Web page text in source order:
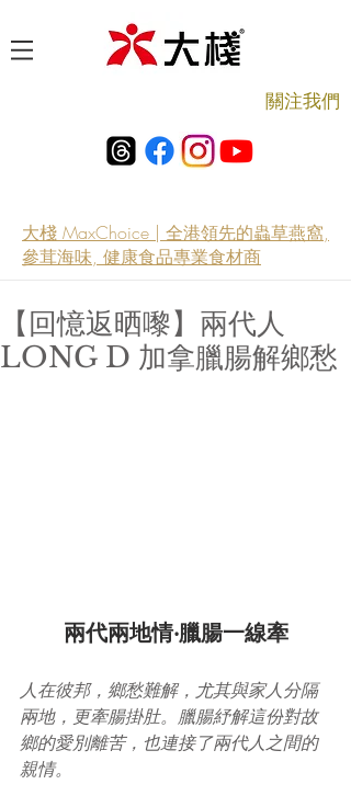
​關注我們
大棧 MaxChoice | 全港領先的蟲草燕窩,
參茸海味, 健康食品專業食材商
【回憶返晒嚟】兩代人
LONG D 加拿臘腸解鄉愁
兩代兩地情‧臘腸一線牽
人在彼邦，鄉愁難解，尤其與家人分隔
兩地，更牽腸掛肚。臘腸紓解這份對故
鄉的愛別離苦，也連接了兩代人之間的
親情。